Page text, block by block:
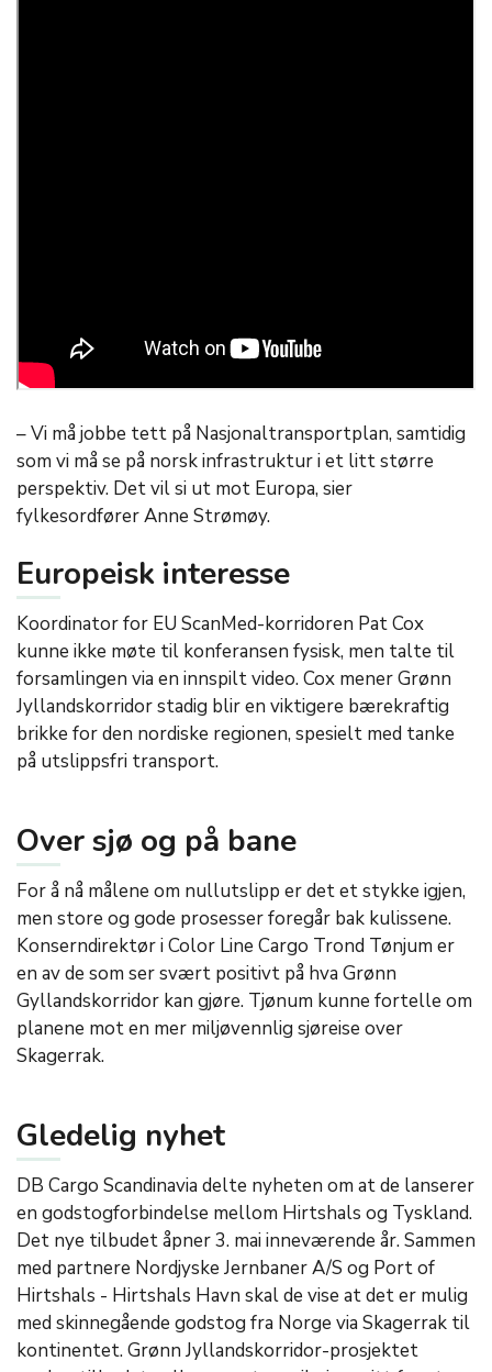
– Vi må jobbe tett på Nasjonaltransportplan, samtidig
som vi må se på norsk infrastruktur i et litt større
perspektiv. Det vil si ut mot Europa, sier
fylkesordfører Anne Strømøy.
Europeisk interesse
Koordinator for EU ScanMed-korridoren Pat Cox
kunne ikke møte til konferansen fysisk, men talte til
forsamlingen via en innspilt video. Cox mener Grønn
Jyllandskorridor stadig blir en viktigere bærekraftig
brikke for den nordiske regionen, spesielt med tanke
på utslippsfri transport.
Over sjø og på bane
For å nå målene om nullutslipp er det et stykke igjen,
men store og gode prosesser foregår bak kulissene.
Konserndirektør i Color Line Cargo Trond Tønjum er
en av de som ser svært positivt på hva Grønn
Gyllandskorridor kan gjøre. Tjønum kunne fortelle om
planene mot en mer miljøvennlig sjøreise over
Skagerrak.
Gledelig nyhet
DB Cargo Scandinavia delte nyheten om at de lanserer
en godstogforbindelse mellom Hirtshals og Tyskland.
Det nye tilbudet åpner 3. mai inneværende år. Sammen
med partnere Nordjyske Jernbaner A/S og Port of
Hirtshals - Hirtshals Havn skal de vise at det er mulig
med skinnegående godstog fra Norge via Skagerrak til
kontinentet. Grønn Jyllandskorridor-prosjektet